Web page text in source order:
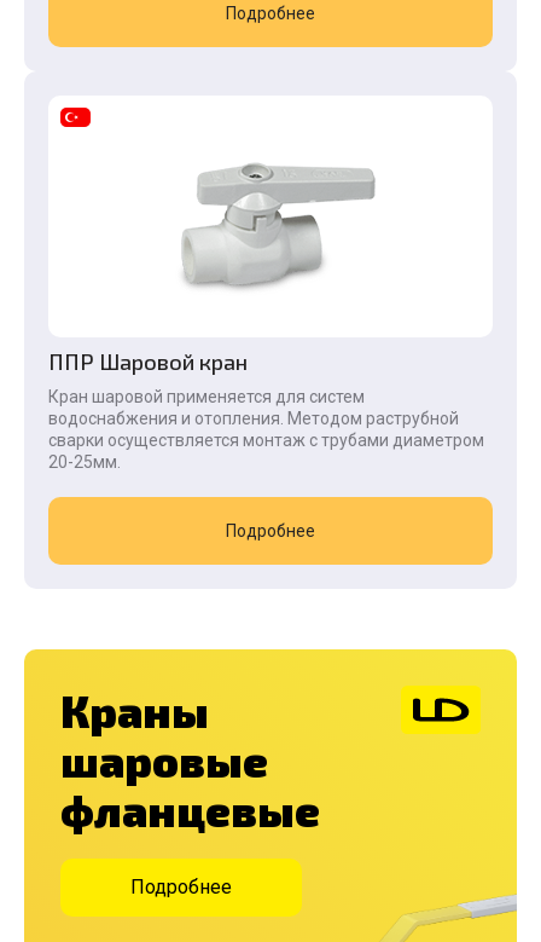
Подробнее
ППР Шаровой кран
Кран шаровой применяется для систем
водоснабжения и отопления. Методом раструбной
сварки осуществляется монтаж с трубами диаметром
20-25мм.
Подробнее
Краны
шаровые
фланцевые
Подробнее